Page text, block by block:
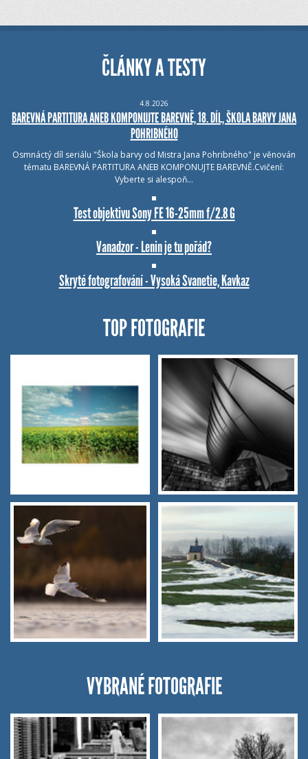
ČLÁNKY A TESTY
4.8.2026
BAREVNÁ PARTITURA ANEB KOMPONUJTE BAREVNĚ, 18. DÍL, ŠKOLA BARVY JANA
POHRIBNÉHO
Osmnáctý díl seriálu "Škola barvy od Mistra Jana Pohribného" je věnován
tématu BAREVNÁ PARTITURA ANEB KOMPONUJTE BAREVNĚ.Cvičení:
Vyberte si alespoň…
Test objektivu Sony FE 16-25mm f/2.8 G
Vanadzor - Lenin je tu pořád?
Skryté fotografování - Vysoká Svanetie, Kavkaz
TOP FOTOGRAFIE
VYBRANÉ FOTOGRAFIE